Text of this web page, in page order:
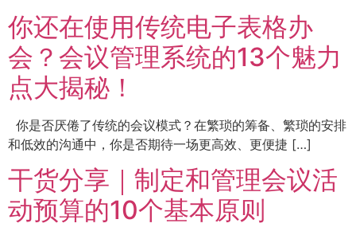
你还在使用传统电子表格办
会？会议管理系统的13个魅力
点大揭秘！
你是否厌倦了传统的会议模式？在繁琐的筹备、繁琐的安排
和低效的沟通中，你是否期待一场更高效、更便捷 […]
干货分享｜制定和管理会议活
动预算的10个基本原则